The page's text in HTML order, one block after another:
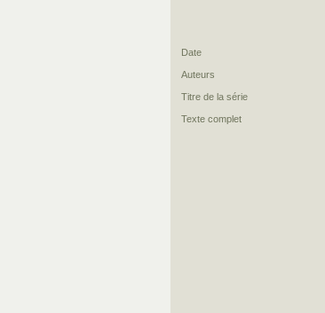
Date
Auteurs
Titre de la série
Texte complet